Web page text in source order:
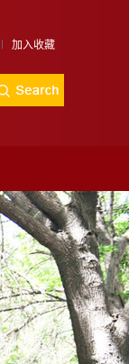
加入收藏